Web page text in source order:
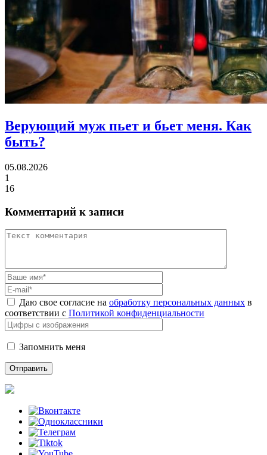
Верующий муж пьет и бьет меня. Как
быть?
05.08.2026
1
16
Комментарий к записи
Даю свое согласие на обработку персональных данных в
соответствии с Политикой конфиденциальности
Запомнить меня